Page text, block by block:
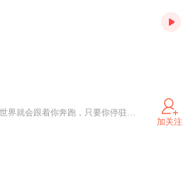
只要你奔跑，这个世界就会跟着你奔跑，只要你停驻，这个世界就会舍弃你独自奔跑。唯有你确定一个方向，使劲的跑起来，这个世界会为你而让路。
加关注